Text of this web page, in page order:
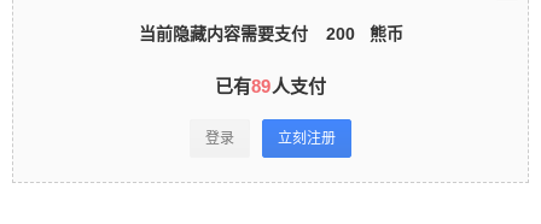
当前隐藏内容需要支付 200 熊币
已有89人支付
登录 立刻注册